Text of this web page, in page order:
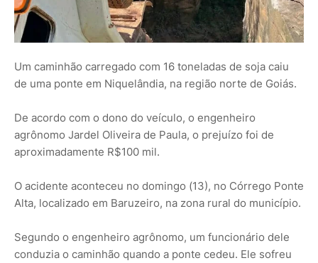
Um caminhão carregado com 16 toneladas de soja caiu
de uma ponte em Niquelândia, na região norte de Goiás.
De acordo com o dono do veículo, o engenheiro
agrônomo Jardel Oliveira de Paula, o prejuízo foi de
aproximadamente R$100 mil.
O acidente aconteceu no domingo (13), no Córrego Ponte
Alta, localizado em Baruzeiro, na zona rural do município.
Segundo o engenheiro agrônomo, um funcionário dele
conduzia o caminhão quando a ponte cedeu. Ele sofreu